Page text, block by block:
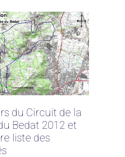
du Circuit de la
Bedat 2012 et
liste des